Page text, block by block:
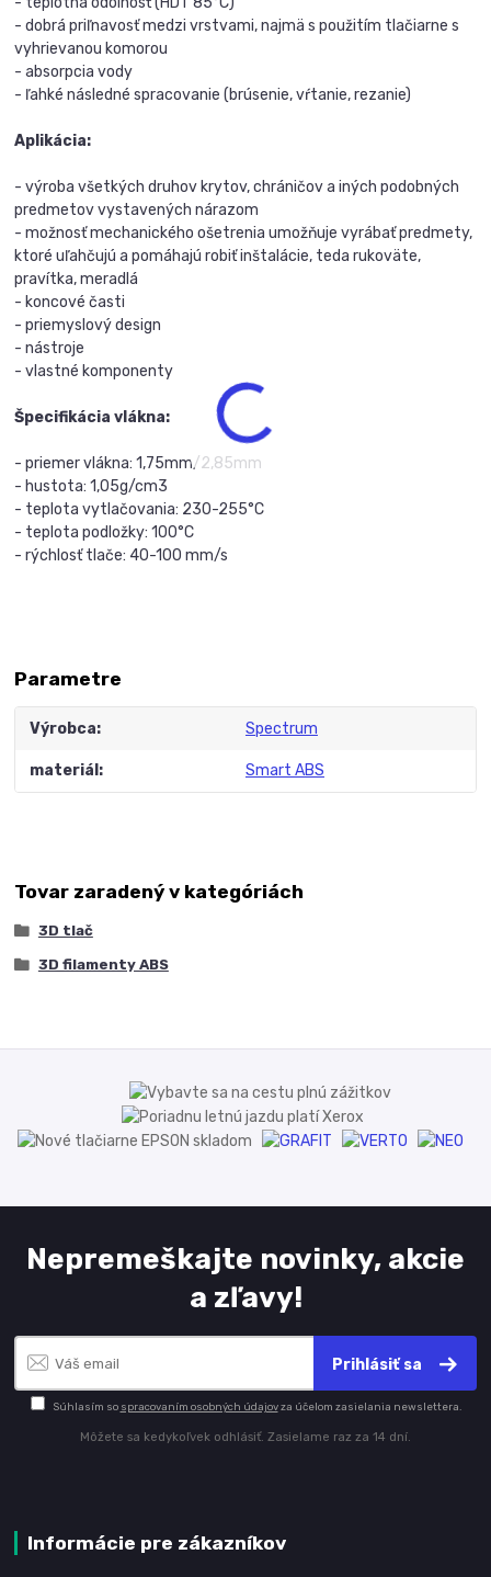
- dobrá priľnavosť medzi vrstvami, najmä s použitím tlačiarne s
vyhrievanou komorou
- absorpcia vody
- ľahké následné spracovanie (brúsenie, vŕtanie, rezanie)
Aplikácia:
- výroba všetkých druhov krytov, chráničov a iných podobných
predmetov vystavených nárazom
- možnosť mechanického ošetrenia umožňuje vyrábať predmety,
ktoré uľahčujú a pomáhajú robiť inštalácie, teda rukoväte,
pravítka, meradlá
- koncové časti
- priemyslový design
- nástroje
- vlastné komponenty
Špecifikácia vlákna:
- priemer vlákna: 1,75mm/2,85mm
- hustota: 1,05g/cm3
- teplota vytlačovania: 230-255°C
- teplota podložky: 100°C
- rýchlosť tlače: 40-100 mm/s
Parametre
Výrobca Spectrum
materiál Smart ABS
Tovar zaradený v kategóriách
3D tlač
3D filamenty ABS
Nepremeškajte novinky, akcie
a zľavy!
Prihlásiť sa
Súhlasím so spracovaním osobných údajovza účelom zasielania newslettera.
Môžete sa kedykoľvek odhlásiť. Zasielame raz za 14 dní.
Informácie pre zákazníkov